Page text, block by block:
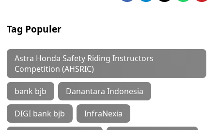
Tag Populer
Astra Honda Safety Riding Instructors
Competition (AHSRIC)
bank bjb Danantara Indonesia
DIGI bank bjb InfraNexia